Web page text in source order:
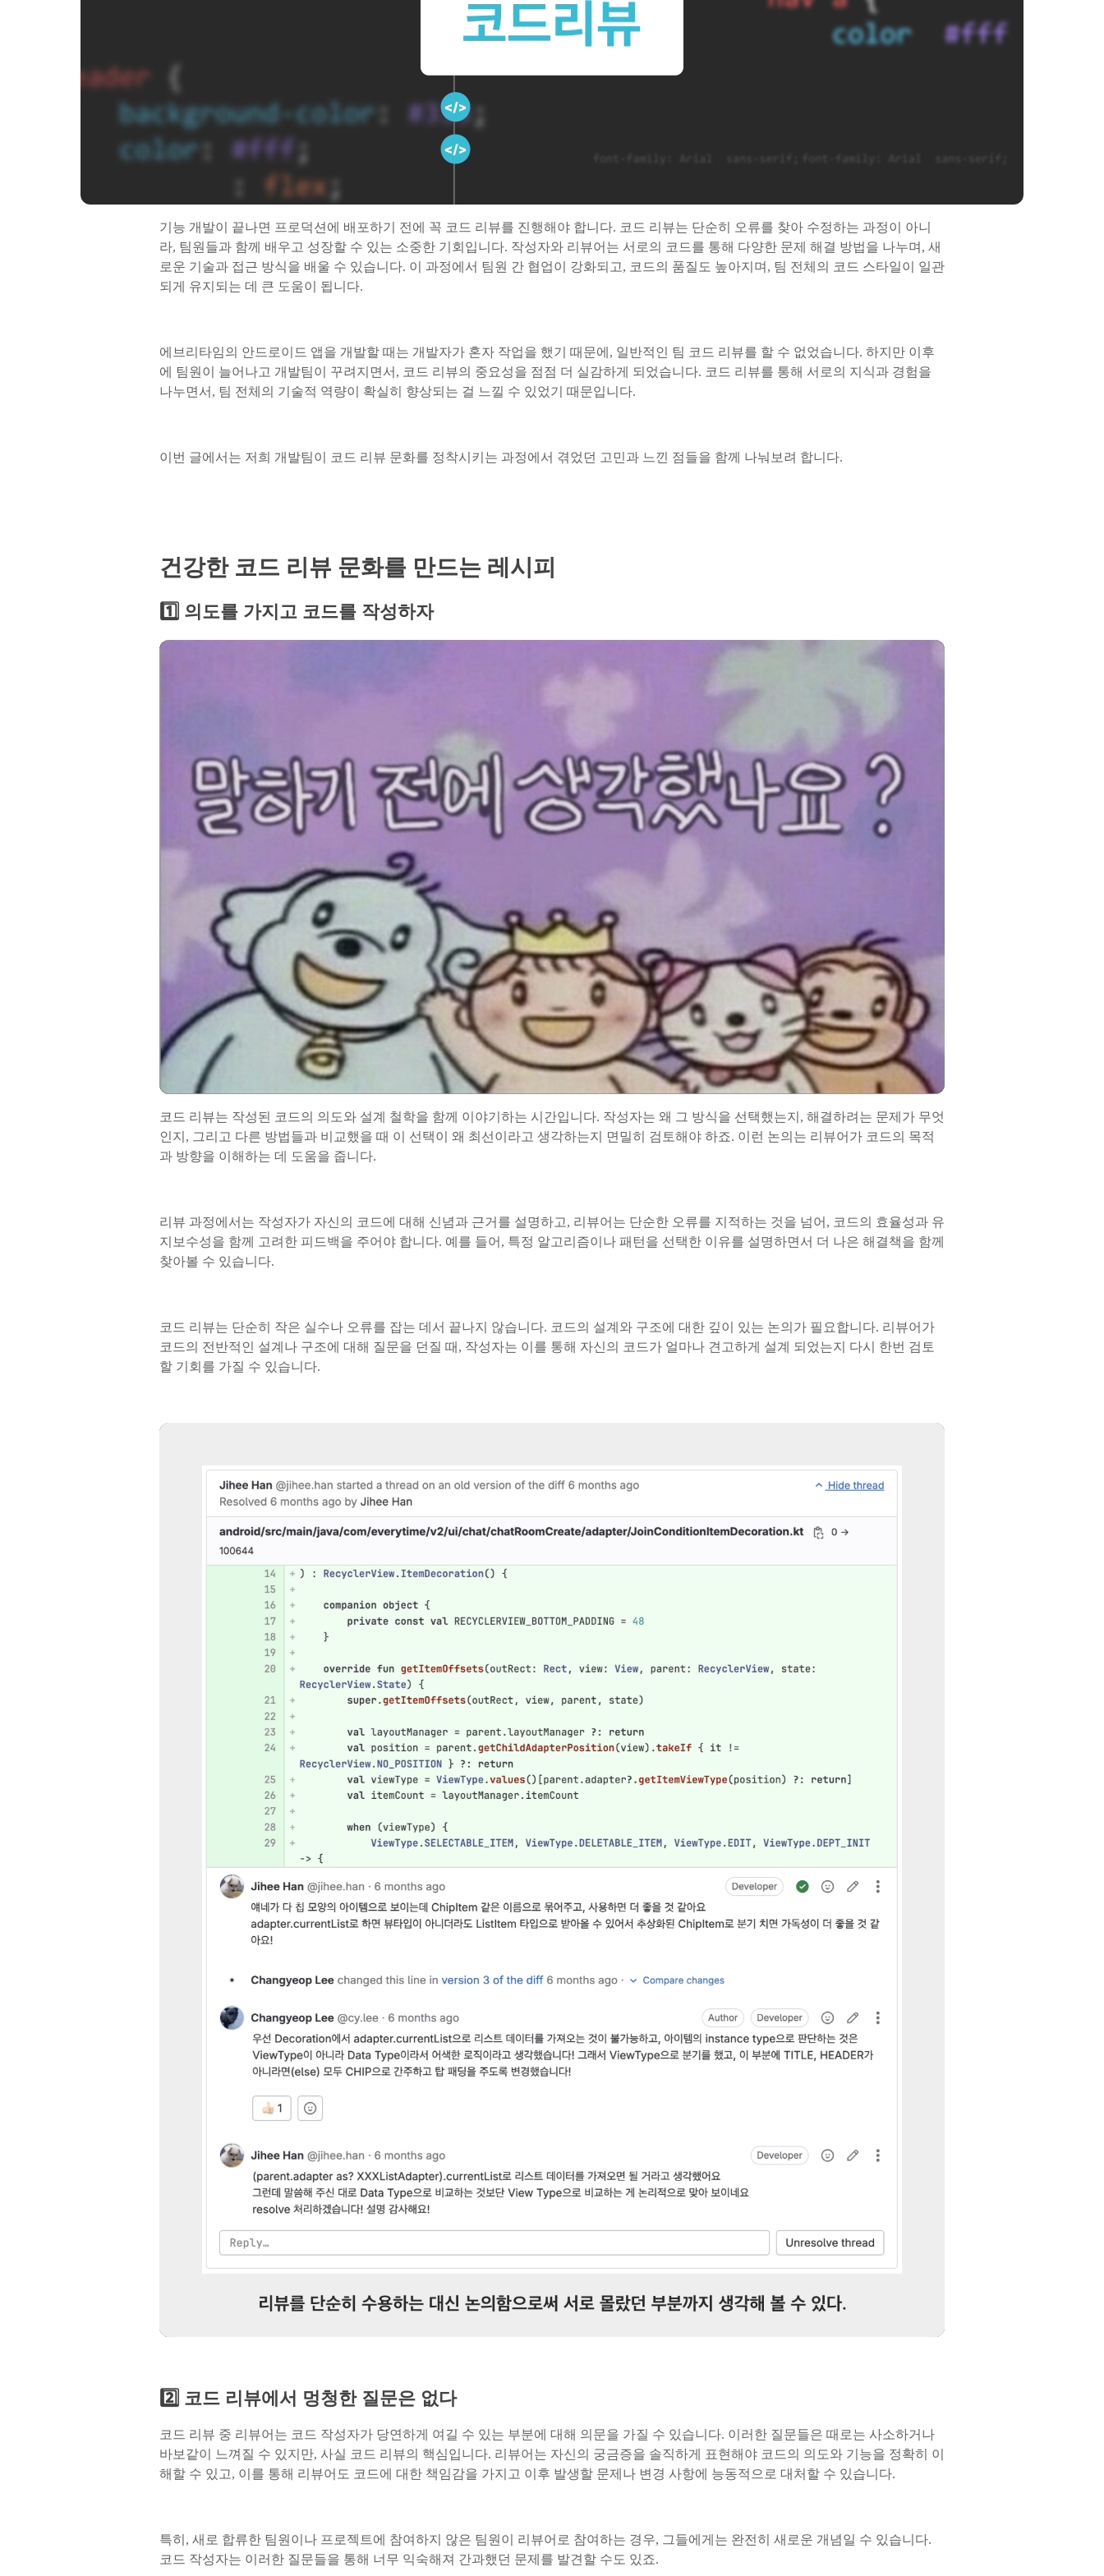
기능 개발이 끝나면 프로덕션에 배포하기 전에 꼭 코드 리뷰를 진행해야 합니다. 코드 리뷰는 단순히 오류를 찾아 수정하는 과정이 아니
라, 팀원들과 함께 배우고 성장할 수 있는 소중한 기회입니다. 작성자와 리뷰어는 서로의 코드를 통해 다양한 문제 해결 방법을 나누며, 새
로운 기술과 접근 방식을 배울 수 있습니다. 이 과정에서 팀원 간 협업이 강화되고, 코드의 품질도 높아지며, 팀 전체의 코드 스타일이 일관
되게 유지되는 데 큰 도움이 됩니다.
에브리타임의 안드로이드 앱을 개발할 때는 개발자가 혼자 작업을 했기 때문에, 일반적인 팀 코드 리뷰를 할 수 없었습니다. 하지만 이후
에 팀원이 늘어나고 개발팀이 꾸려지면서, 코드 리뷰의 중요성을 점점 더 실감하게 되었습니다. 코드 리뷰를 통해 서로의 지식과 경험을
나누면서, 팀 전체의 기술적 역량이 확실히 향상되는 걸 느낄 수 있었기 때문입니다.
이번 글에서는 저희 개발팀이 코드 리뷰 문화를 정착시키는 과정에서 겪었던 고민과 느낀 점들을 함께 나눠보려 합니다.
건강한 코드 리뷰 문화를 만드는 레시피
1️⃣ 의도를 가지고 코드를 작성하자
코드 리뷰는 작성된 코드의 의도와 설계 철학을 함께 이야기하는 시간입니다. 작성자는 왜 그 방식을 선택했는지, 해결하려는 문제가 무엇
인지, 그리고 다른 방법들과 비교했을 때 이 선택이 왜 최선이라고 생각하는지 면밀히 검토해야 하죠. 이런 논의는 리뷰어가 코드의 목적
과 방향을 이해하는 데 도움을 줍니다.
리뷰 과정에서는 작성자가 자신의 코드에 대해 신념과 근거를 설명하고, 리뷰어는 단순한 오류를 지적하는 것을 넘어, 코드의 효율성과 유
지보수성을 함께 고려한 피드백을 주어야 합니다. 예를 들어, 특정 알고리즘이나 패턴을 선택한 이유를 설명하면서 더 나은 해결책을 함께
찾아볼 수 있습니다.
코드 리뷰는 단순히 작은 실수나 오류를 잡는 데서 끝나지 않습니다. 코드의 설계와 구조에 대한 깊이 있는 논의가 필요합니다. 리뷰어가
코드의 전반적인 설계나 구조에 대해 질문을 던질 때, 작성자는 이를 통해 자신의 코드가 얼마나 견고하게 설계 되었는지 다시 한번 검토
할 기회를 가질 수 있습니다.
2️⃣ 코드 리뷰에서 멍청한 질문은 없다
코드 리뷰 중 리뷰어는 코드 작성자가 당연하게 여길 수 있는 부분에 대해 의문을 가질 수 있습니다. 이러한 질문들은 때로는 사소하거나
바보같이 느껴질 수 있지만, 사실 코드 리뷰의 핵심입니다. 리뷰어는 자신의 궁금증을 솔직하게 표현해야 코드의 의도와 기능을 정확히 이
해할 수 있고, 이를 통해 리뷰어도 코드에 대한 책임감을 가지고 이후 발생할 문제나 변경 사항에 능동적으로 대처할 수 있습니다.
특히, 새로 합류한 팀원이나 프로젝트에 참여하지 않은 팀원이 리뷰어로 참여하는 경우, 그들에게는 완전히 새로운 개념일 수 있습니다.
코드 작성자는 이러한 질문들을 통해 너무 익숙해져 간과했던 문제를 발견할 수도 있죠.